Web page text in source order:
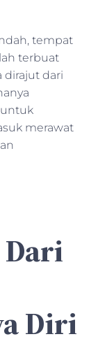
tempat
terbuat
dirajut dari
merawat
Diri